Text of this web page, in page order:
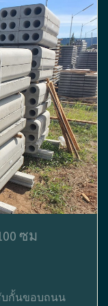
ซม
บกั้นขอบถนน